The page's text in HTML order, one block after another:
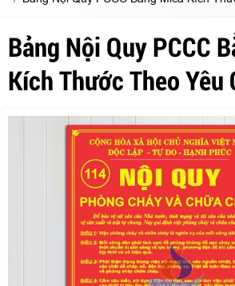
Bảng Nội Quy PCCC
Kích Thước Theo Yêu